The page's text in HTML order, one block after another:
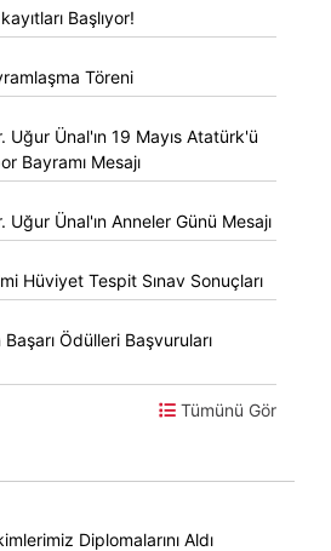
Başlıyor!
Töreni
Uğur Ünal'ın 19 Mayıs Atatürk'ü
Bayramı Mesajı
Ünal'ın Anneler Günü Mesajı
Hüviyet Tespit Sınav Sonuçları
Başarı Ödülleri Başvuruları
Tümünü Gör
Diplomalarını Aldı